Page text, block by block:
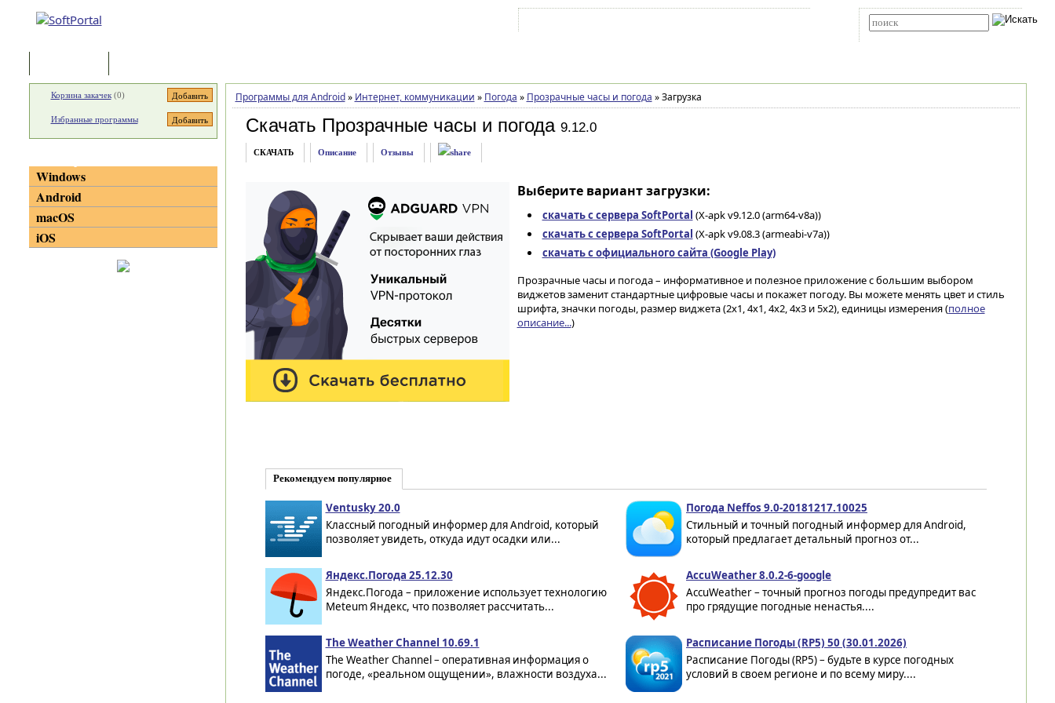
Программы для Android » Интернет, коммуникации » Погода » Прозрачные часы и погода »Загрузка
Скачать Прозрачные часы и погода 9.12.0
СКАЧАТЬ Описание Отзывы
Выберите вариант загрузки:
скачать с сервера SoftPortal (X-apk v9.12.0 (arm64-v8a))
скачать с сервера SoftPortal (X-apk v9.08.3 (armeabi-v7a))
скачать с официального сайта (Google Play)
Прозрачные часы и погода – информативное и полезное приложение с большим выбором
виджетов заменит стандартные цифровые часы и покажет погоду. Вы можете менять цвет и стиль
шрифта, значки погоды, размер виджета (2x1, 4x1, 4x2, 4x3 и 5x2), единицы измерения (полное
описание...)
Рекомендуем популярное
Ventusky 20.0
Классный погодный информер для Android, который
позволяет увидеть, откуда идут осадки или...
Погода Neffos 9.0-20181217.10025
Стильный и точный погодный информер для Android,
который предлагает детальный прогноз от...
Яндекс.Погода 25.12.30
Яндекс.Погода – приложение использует технологию
Meteum Яндекс, что позволяет рассчитать...
AccuWeather 8.0.2-6-google
AccuWeather – точный прогноз погоды предупредит вас
про грядущие погодные ненастья....
The Weather Channel 10.69.1
The Weather Channel – оперативная информация о
погоде, «реальном ощущении», влажности воздуха...
Расписание Погоды (RP5) 50 (30.01.2026)
Расписание Погоды (RP5) – будьте в курсе погодных
условий в своем регионе и по всему миру....
Корзина закачек(0)
Избранные программы
Windows
Android
macOS
iOS